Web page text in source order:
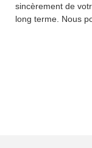
sincèrement de
long terme. Nous